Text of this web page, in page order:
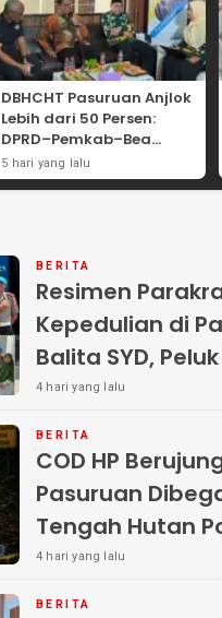
DBHCHT Pasuruan Anjlok
Lebih dari 50 Persen:
DPRD–Pemkab–Bea
Cukai Perkuat Perang
Melawan Peredaran
5 hari yang lalu
BERITA
Resimen
Kepedulian di
Balita SYD,
Terlantar
4 hari yang lalu
BERITA
COD HP
Pasuruan
Tengah Hutan Polisi Buru Tiga
Pelaku
4 hari yang lalu
BERITA